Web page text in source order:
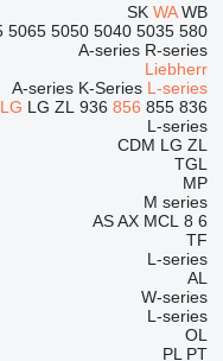
SK WA WB
580
5035
5040
5050
5065
A-series R-series
Liebherr
A-series K-Series L-series
836
855
856
936
LG ZL
L-series
CDM LG ZL
TGL
MP
M series
6
8
AS AX MCL
TF
L-series
AL
W-series
L-series
OL
PL PT